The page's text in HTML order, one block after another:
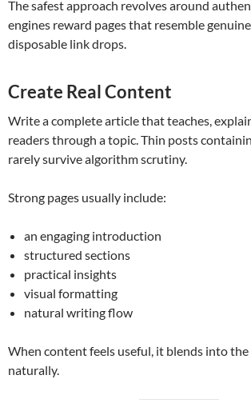
The safest approach revolves around
engines reward pages that resemble
disposable link drops.
Create Real Content
Write a complete article that teaches,
readers through a topic. Thin posts
rarely survive algorithm scrutiny.
Strong pages usually include:
an engaging introduction
structured sections
practical insights
visual formatting
natural writing flow
When content feels useful, it blends into
naturally.